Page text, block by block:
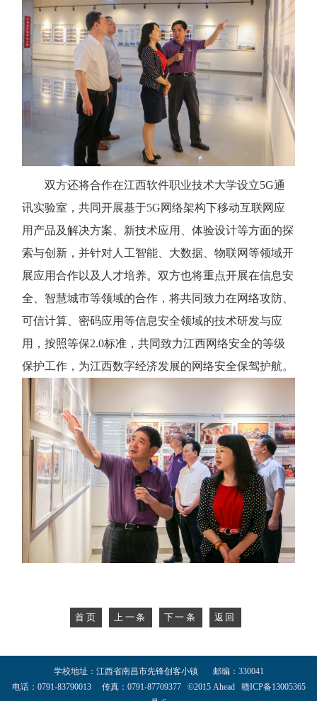
双方还将合作在江西软件职业技术大学设立5G通
讯实验室，共同开展基于5G网络架构下移动互联网应
用产品及解决方案、新技术应用、体验设计等方面的探
索与创新，并针对人工智能、大数据、物联网等领域开
展应用合作以及人才培养。双方也将重点开展在信息安
全、智慧城市等领域的合作，将共同致力在网络攻防、
可信计算、密码应用等信息安全领域的技术研发与应
用，按照等保2.0标准，共同致力江西网络安全的等级
保护工作，为江西数字经济发展的网络安全保驾护航。
首页 上一条 下一条 返回
学校地址：江西省南昌市先锋创客小镇 邮编：330041
电话：0791-83790013 传真：0791-87709377 ©2015 Ahead 赣ICP备13005365